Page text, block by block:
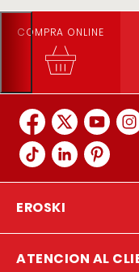
COMPRA ONLINE
EROSKI
ATENCION AL